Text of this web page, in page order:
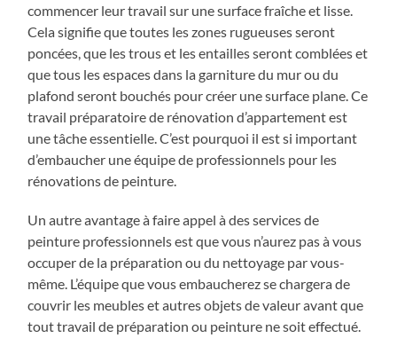
commencer leur travail sur une surface fraîche et lisse.
Cela signifie que toutes les zones rugueuses seront
poncées, que les trous et les entailles seront comblées et
que tous les espaces dans la garniture du mur ou du
plafond seront bouchés pour créer une surface plane. Ce
travail préparatoire de rénovation d’appartement est
une tâche essentielle. C’est pourquoi il est si important
d’embaucher une équipe de professionnels pour les
rénovations de peinture.
Un autre avantage à faire appel à des services de
peinture professionnels est que vous n’aurez pas à vous
occuper de la préparation ou du nettoyage par vous-
même. L’équipe que vous embaucherez se chargera de
couvrir les meubles et autres objets de valeur avant que
tout travail de préparation ou peinture ne soit effectué.